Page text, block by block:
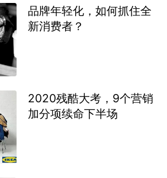
品牌年轻化，如何抓住全
新消费者？
2020残酷大考，9个营销
加分项续命下半场